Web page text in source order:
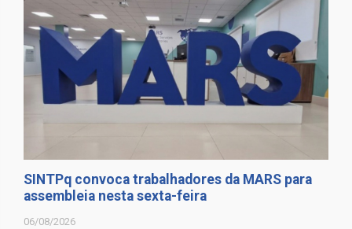
SINTPq convoca trabalhadores da MARS para
assembleia nesta sexta-feira
06/08/2026